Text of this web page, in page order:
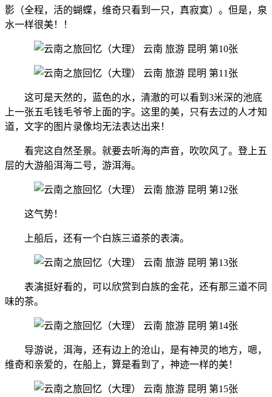
影（全程，活的蝴蝶，维奇只看到一只，真寂寞）。但是，泉
水一样很美！！
这可是天然的，蓝色的水，清澈的可以看到3米深的池底
上一张五毛钱毛爷爷上面的字。这里的美，只有去过的人才知
道，文字的图片录像均无法表达出来！
看完这自然圣景。就要去听海的声音，吹吹风了。登上五
层的大游船洱海二号，游洱海。
这气势！
上船后，还有一个白族三道茶的表演。
表演挺好看的，可以欣赏到白族的金花，还有那三道不同
味的茶。
导游说，洱海，还有边上的沧山，是有神灵的地方，嗯，
维奇和亲爱的，在船上，算是看到了，神迹一样的美！